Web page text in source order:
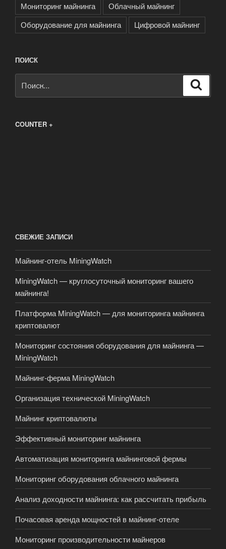
Мониторинг майнинга
Облачный майнинг
Оборудование для майнинга
Цифровой майнинг
ПОИСК
COUNTER +
СВЕЖИЕ ЗАПИСИ
Майнинг-отель MiningWatch
MiningWatch — круглосуточный мониторинг вашего
майнинга!
Платформа MiningWatch — для мониторинга майнинга
криптовалют
Мониторинг состояния оборудования для майнинга —
MiningWatch
Майнинг-ферма MiningWatch
Организация технической MiningWatch
Майнинг криптовалюты
Эффективный мониторинг майнинга
Автоматизация мониторинга майнинговой фермы
Мониторинг оборудования облачного майнинга
Анализ доходности майнинга: как рассчитать прибыль
Почасовая аренда мощностей в майнинг-отеле
Мониторинг производительности майнеров